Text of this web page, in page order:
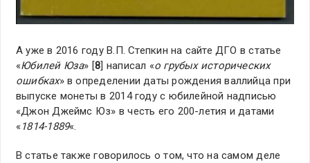
А уже в 2016 году В.П. Степкин на сайте ДГО в статье
«Юбилей Юза» [8 ] написал «о грубых исторических
ошибках» в определении даты рождения валлийца при
выпуске монеты в 2014 году с юбилейной надписью
«Джон Джеймс Юз» в честь его 200-летия и датами
« 1814-1889«.
В статье также говорилось о том, что на самом деле